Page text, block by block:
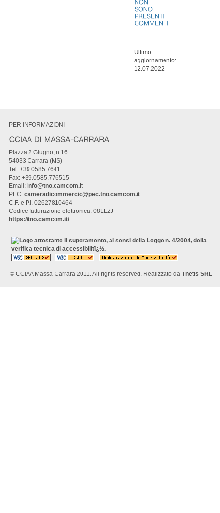
Ultimo
aggiornamento:
12.07.2022
PER INFORMAZIONI
Piazza 2 Giugno, n.16
54033 Carrara (MS)
Tel: +39.0585.7641
Fax: +39.0585.776515
Email: info@tno.camcom.it
PEC: cameradicommercio@pec.tno.camcom.it
C.F. e P.I. 02627810464
Codice fatturazione elettronica: 08LLZJ
https://tno.camcom.it/
© CCIAA Massa-Carrara 2011. All rights reserved. Realizzato da Thetis SRL